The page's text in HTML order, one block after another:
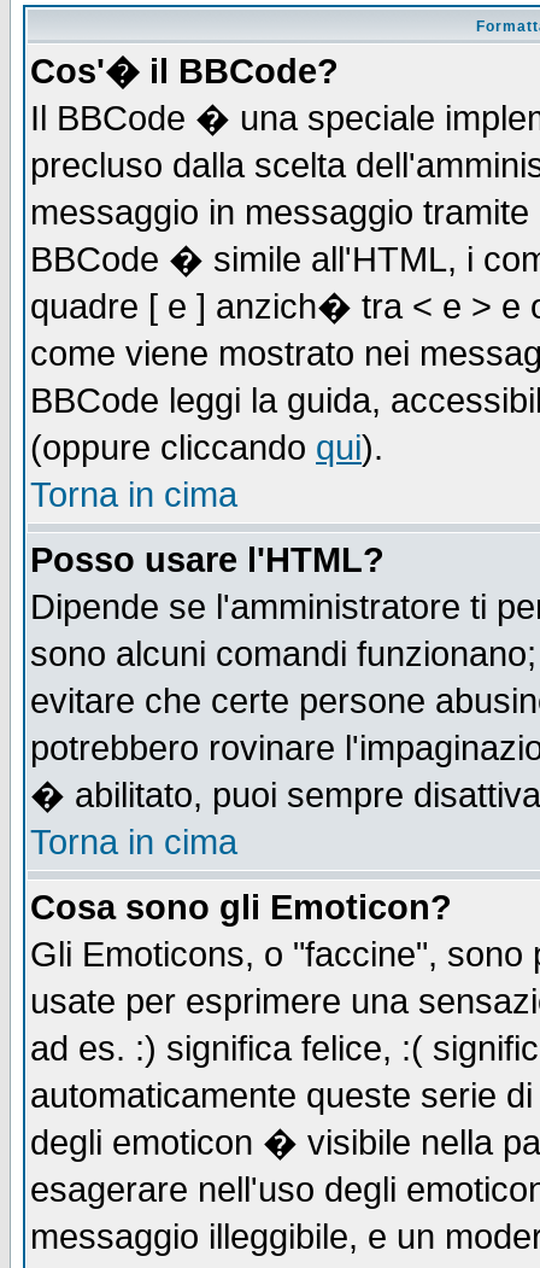
Cos'� il BBCode?
Il BBCode � una speciale
precluso dalla scelta
messaggio in messaggio
BBCode � simile all'HTML, i
quadre [ e ] anzich� tra < e > e
come viene mostrato nei
BBCode leggi la guida,
(oppure cliccando qui).
Torna in cima
Posso usare l'HTML?
Dipende se l'amministratore ti
sono alcuni comandi
evitare che certe persone
potrebbero rovinare
� abilitato, puoi sempre
Torna in cima
Cosa sono gli Emoticon?
Gli Emoticons, o "faccine",
usate per esprimere una
ad es. :) significa felice, :(
automaticamente queste serie
degli emoticon � visibile nella
esagerare nell'uso degli
messaggio illeggibile, e un